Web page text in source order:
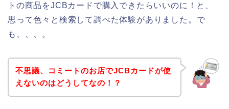
トの商品をJCBカードで購入できたらいいのに！と、
思って色々と検索して調べた体験がありました。で
も、、、。
不思議、コミートのお店でJCBカードが使
えないのはどうしてなの！？